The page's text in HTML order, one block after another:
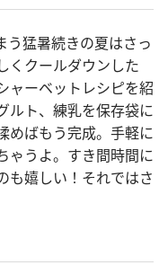
う猛暑続きの夏はさっ
くクールダウンした
ャーベットレシピを紹
ルト、練乳を保存袋に
めばもう完成。手軽に
ゃうよ。すき間時間に
も嬉しい！それではさ